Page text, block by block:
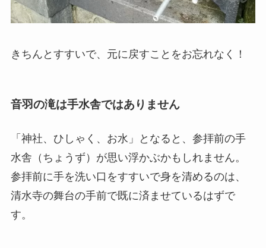
きちんとすすいで、元に戻すことをお忘れなく！
音羽の滝は手水舎ではありません
「神社、ひしゃく、お水」となると、参拝前の手
水舎（ちょうず）が思い浮かぶかもしれません。
参拝前に手を洗い口をすすいで身を清めるのは、
清水寺の舞台の手前で既に済ませているはずで
す。